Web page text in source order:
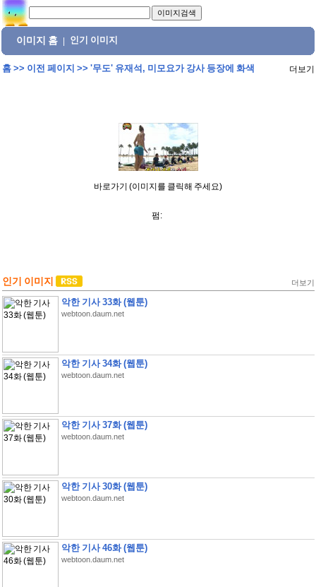
이미지 홈 인기 이미지
홈>> 이전 페이지 >> '무도' 유재석, 미모요가 강사 등장에 화색 더보기
바로가기 (이미지를 클릭해 주세요)
펌:
인기 이미지 더보기
악한 기사 33화 (웹툰)
webtoon.daum.net
악한 기사 34화 (웹툰)
webtoon.daum.net
악한 기사 37화 (웹툰)
webtoon.daum.net
악한 기사 30화 (웹툰)
webtoon.daum.net
악한 기사 46화 (웹툰)
webtoon.daum.net